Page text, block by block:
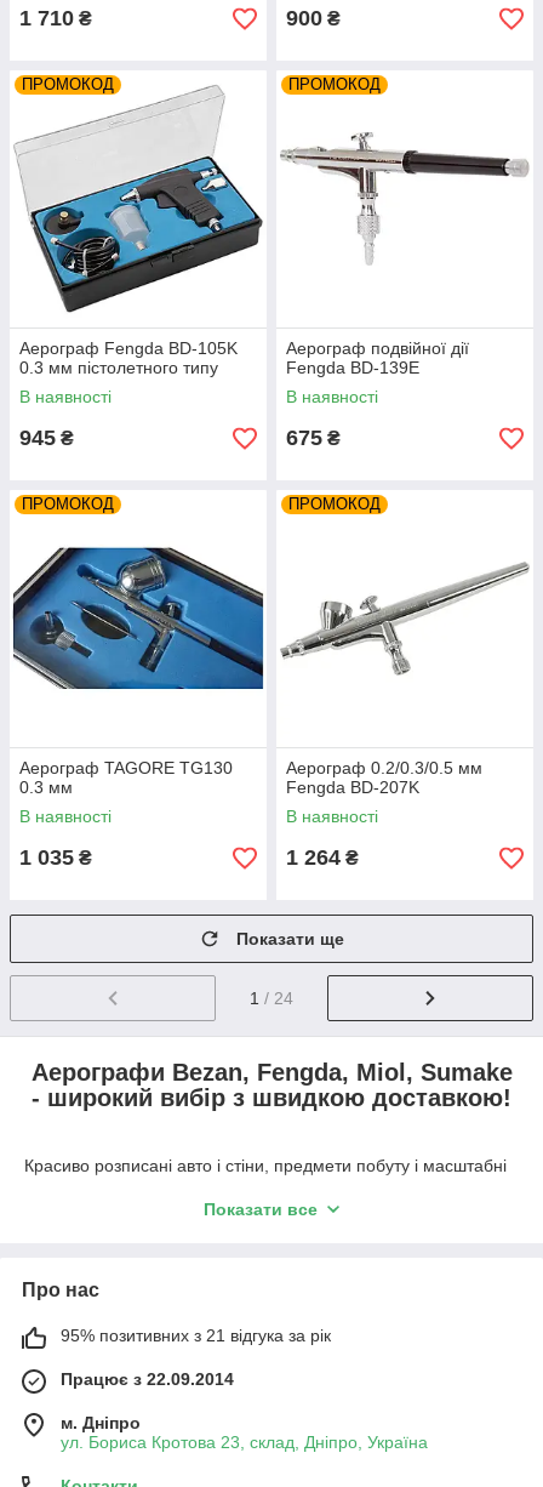
1 710 ₴ 900 ₴
ПРОМОКОД
Аерограф Fengda BD-105K
0.3 мм пістолетного типу
В наявності
945 ₴
ПРОМОКОД
Аерограф подвійної дії
Fengda BD-139E
В наявності
675 ₴
ПРОМОКОД
Аерограф TAGORE TG130
0.3 мм
В наявності
1 035 ₴
ПРОМОКОД
Аерограф 0.2/0.3/0.5 мм
Fengda BD-207K
В наявності
1 264 ₴
Показати ще
1 / 24
Аерографи Bezan, Fengda, Miol, Sumake
- широкий вибір з швидкою доставкою!
Красиво розписані авто і стіни, предмети побуту і масштабні
на стеклах салонів і магазинів, предметах, виконаних з
високохудожніх робіт під силу кожному.
називаються апарат цього типу.
Що таке аерограф ?
Аерограф – розпилювач фарби (компактний). Функціонує
прилад за таким принципом: компресором повітря, що
нагнітається в соплі апарату створює тиск, завдяки чому під
Показати все
Про нас
95% позитивних з 21 відгука за рік
Працює з 22.09.2014
м. Дніпро
ул. Бориса Кротова 23, склад, Дніпро, Україна